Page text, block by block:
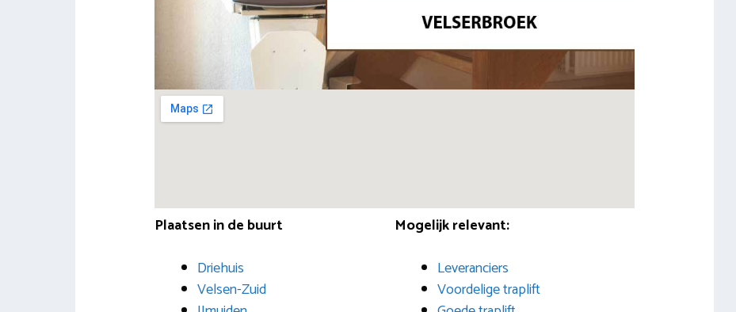
Plaatsen in de buurt
Driehuis
Velsen-Zuid
Mogelijk relevant:
Leveranciers
Voordelige traplift